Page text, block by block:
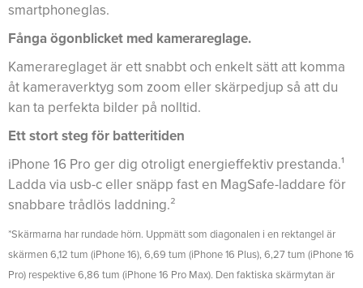
smartphoneglas.
Fånga ögonblicket med kamerareglage.
Kamerareglaget är ett snabbt och enkelt sätt att komma
åt kameraverktyg som zoom eller skärpedjup så att du
kan ta perfekta bilder på nolltid.
Ett stort steg för batteritiden
iPhone 16 Pro ger dig otroligt energieffektiv prestanda.¹
Ladda via usb-c eller snäpp fast en MagSafe-laddare för
snabbare trådlös laddning.²
*Skärmarna har rundade hörn. Uppmätt som diagonalen i en rektangel är
skärmen 6,12 tum (iPhone 16), 6,69 tum (iPhone 16 Plus), 6,27 tum (iPhone 16
Pro) respektive 6,86 tum (iPhone 16 Pro Max). Den faktiska skärmytan är